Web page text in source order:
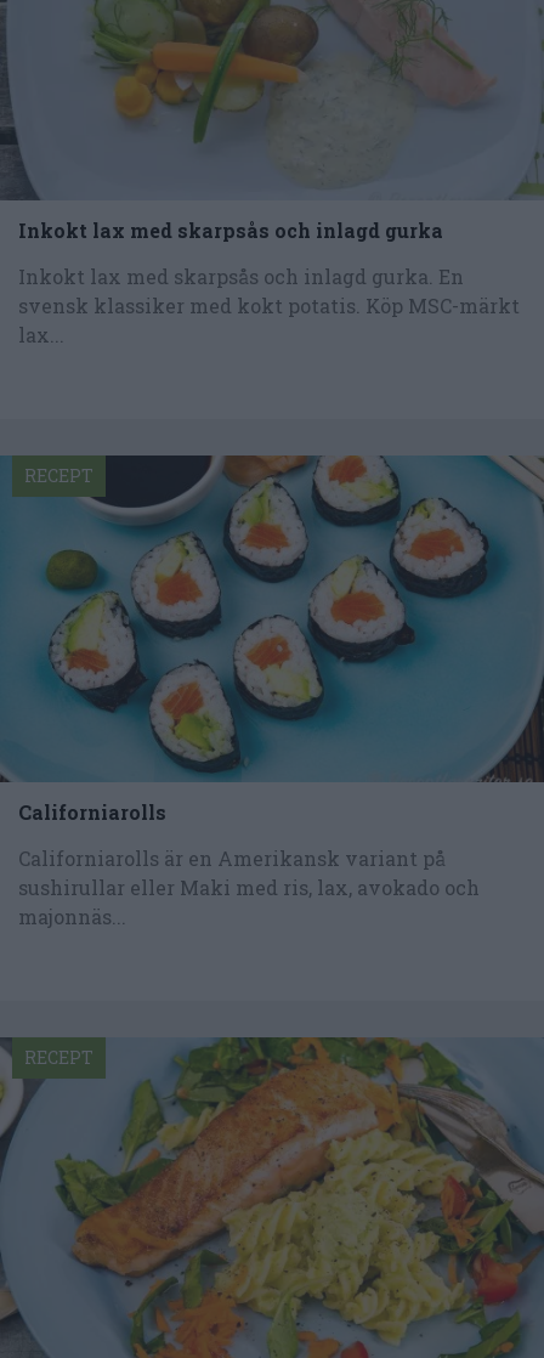
Inkokt lax med skarpsås och inlagd gurka
Inkokt lax med skarpsås och inlagd gurka. En
svensk klassiker med kokt potatis. Köp MSC-märkt
lax...
Californiarolls
Californiarolls är en Amerikansk variant på
sushirullar eller Maki med ris, lax, avokado och
majonnäs...
RECEPT
RECEPT